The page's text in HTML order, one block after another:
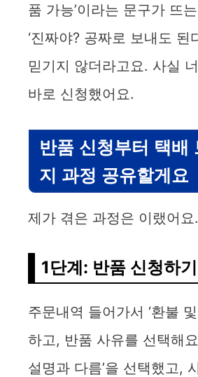
품 가능’이라는 문구가 뜨
‘진짜야? 공짜로 보내도 된
믿기지 않더라고요. 사실
바로 신청했어요.
반품 신청부터 택배
지 과정 공유할게요
제가 겪은 과정은 이랬어요.
1단계: 반품 신청하기
주문내역 들어가서 ‘환불
하고, 반품 사유를 선택해
설명과 다름’을 선택했고,